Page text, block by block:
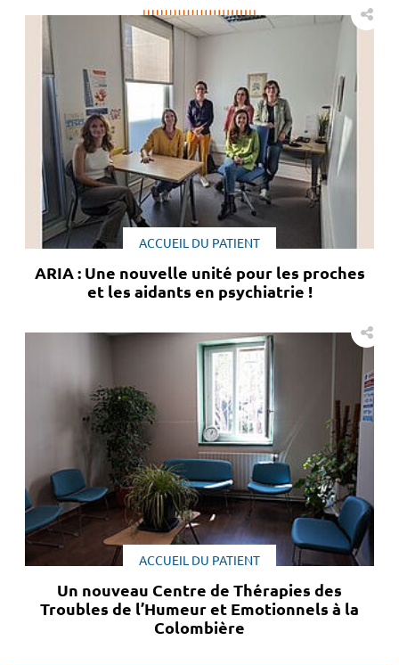
ACCUEIL DU PATIENT
ARIA : Une nouvelle unité pour les proches
et les aidants en psychiatrie !
ACCUEIL DU PATIENT
Un nouveau Centre de Thérapies des
Troubles de l’Humeur et Emotionnels à la
Colombière